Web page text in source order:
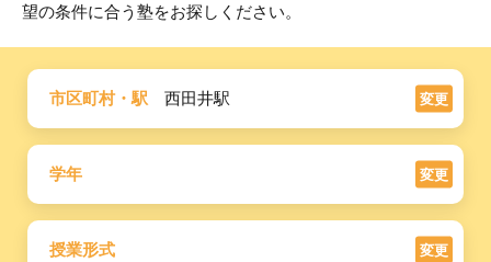
望の条件に合う塾をお探しください。
市区町村・駅 西田井駅 変更
学年 変更
授業形式 変更